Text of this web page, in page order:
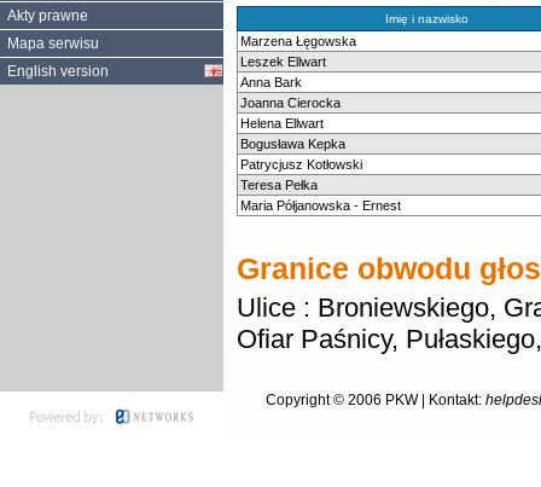
Imię i nazwisko
Marzena Łęgowska
Leszek Ellwart
Anna Bark
Joanna Cierocka
Helena Ellwart
Bogusława Kepka
Patrycjusz Kotłowski
Teresa Pełka
Maria Półjanowska - Ernest
Granice obwodu
Ulice : Broniewskiego,
Ofiar Paśnicy,
Akty prawne
Mapa serwisu
English version
Copyright © 2006 PKW| Kontakt: